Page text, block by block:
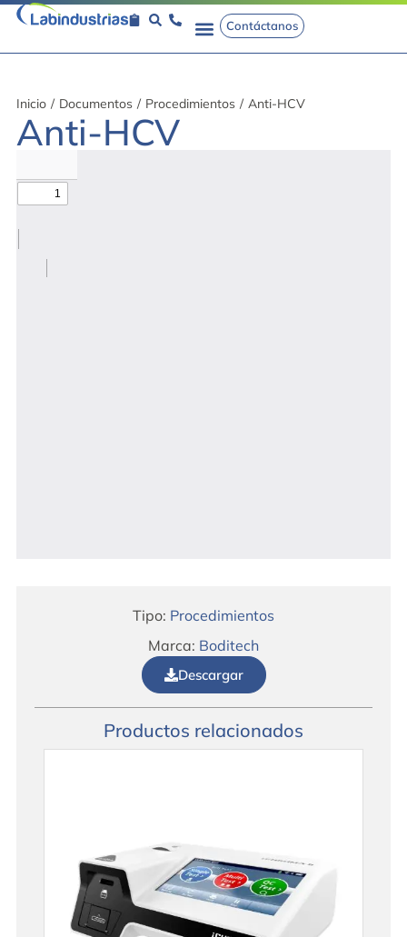
Contáctanos
Inicio / Documentos / Procedimientos / Anti-HCV
Anti-HCV
Tipo: Procedimientos
Marca: Boditech
Descargar
Productos relacionados